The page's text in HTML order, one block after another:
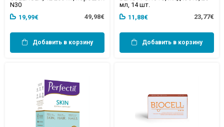
N30
19,99€
49,98€
Добавить в корзину
мл, 14 шт.
11,88€
23,77€
Добавить в корзину